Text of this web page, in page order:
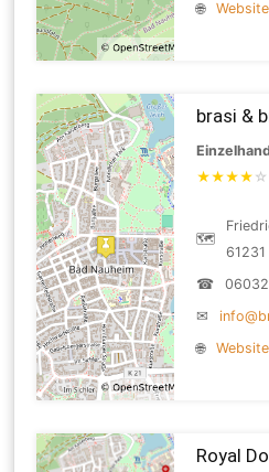
🌐
Website
brasi &
★★★★ ☆
🗺
61231
☎
✉
🌐
Website
Royal